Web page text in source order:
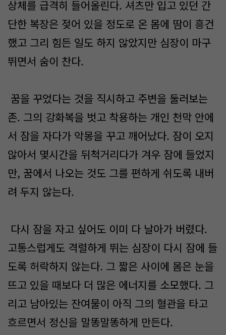
상체를 급격히 들어올린다. 셔츠만 입고 있던 간
단한 복장은 젖어 있을 정도로 온 몸에 땀이 흥건
했고 그리 힘든 일도 하지 않았지만 심장이 마구
뛰면서 숨이 찬다.
꿈을 꾸었다는 것을 직시하고 주변을 둘러보는
존. 그의 강화복을 벗고 착용하는 개인 천막 안에
서 잠을 자다가 악몽을 꾸고 깨어났다. 잠이 오지
않아서 몇시간을 뒤척거리다가 겨우 잠에 들었지
만, 꿈에서 나오는 것도 그를 편하게 쉬도록 내버
려 두지 않는다.
다시 잠을 자고 싶어도 이미 다 날아가 버렸다.
고통스럽게도 격렬하게 뛰는 심장이 다시 잠에 들
도록 허락하지 않는다. 그 짧은 사이에 몸은 눈을
뜨고 있을 때보다 더 많은 에너지를 소모했다. 그
리고 남아있는 잔여물이 아직 그의 혈관을 타고
흐르면서 정신을 말똥말똥하게 만든다.